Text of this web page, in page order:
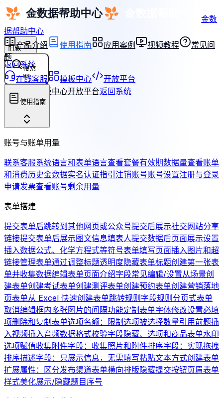
金数
据帮助中心
旧版
搜索...
⌘K
在线客服 模板中心开放平台返回系统
产品介绍 使用指南 应用案例 视频教程
常见问
题
返回系统
在线客服
模板中心 开放平台
使用指南
账号与账单用量
联系客服系统语言和表单语言查看套餐有效期数据量查看账单
和消费历史金数据实名认证指引注销账号账号设置注册与登录
申请发票查看账号剩余用量
表单搭建
提交表单后跳转到其他网页或公众号提交后展示社交网站分享
链接提交表单后展示图文信息填表人提交数据后页面展示设置
插入数据公式、化学方程式等符号表单填写页面插入图片和超
链接管理表单通过调整标题透明度隐藏表单标题创建第一张表
单并收集数据编辑表单页面介绍字段常见编辑/设置从场景创
建表单创建考试表单创建测评表单创建预约表单创建营销落地
页表单从 Excel 快速创建表单跳转规则字段规则分页式表单
取消编辑框内多张图片的间隔功能定制表单字体修改设置必填
项删除和复制表单选项名额：限制选项被选择数量引用前题插
入视频插入音频数据格式校验字段隐藏、选项和商品表单水印
选项赋值收集附件字段：收集照片和附件排序字段：实现拖拽
排序描述字段：只展示信息，无需填写粘贴文本方式创建表单
扩展属性：区分发布渠道表单横向排版隐藏提交按钮页眉表单
样式美化展示/隐藏题目序号